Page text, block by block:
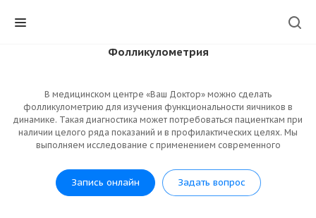
Фолликулометрия
В медицинском центре «Ваш Доктор» можно сделать
фолликулометрию для изучения функциональности яичников в
динамике. Такая диагностика может потребоваться пациенткам при
наличии целого ряда показаний и в профилактических целях. Мы
выполняем исследование с применением современного
Запись онлайн Задать вопрос